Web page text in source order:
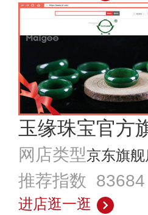
玉缘珠宝官方
网店类型京东旗舰
推荐指数 83684
进店逛一逛